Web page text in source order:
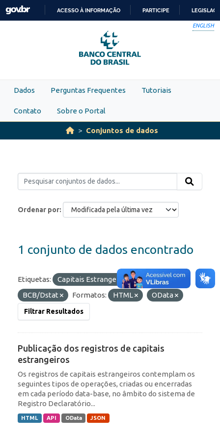
Skip to main content
PARA
O
CONTEÚDO
ACESSO À INFORMAÇÃO PARTICIPE
ENGLISH
Dados Perguntas Frequentes Tutoriais
Contato Sobre o Portal
Conjuntos de dados
Ordenar por
1 conjunto de dados encontrado
Etiquetas: Capitais Estrangeiros
Organizações:
BCB/Dstat
Formatos: HTML OData
Filtrar Resultados
Publicação dos registros de capitais
estrangeiros
Os registros de capitais estrangeiros contemplam os
seguintes tipos de operações, criadas ou encerradas
em cada período data-base, no âmbito do sistema de
Registro Declaratório...
HTML API OData JSON